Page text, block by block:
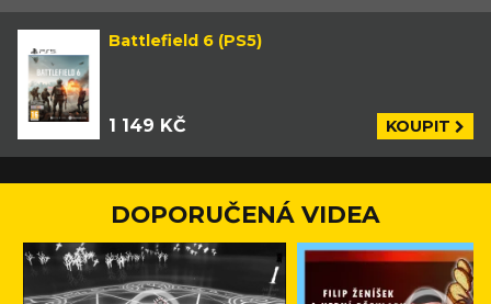
Battlefield 6 (PS5)
1 149 KČ KOUPIT
DOPORUČENÁ VIDEA